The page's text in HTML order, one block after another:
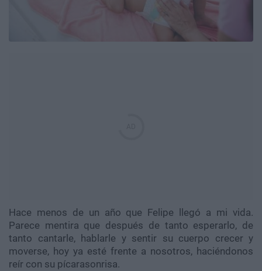
Hace menos de un año que Felipe llegó a mi vida.
Parece mentira que después de tanto esperarlo, de
tanto cantarle, hablarle y sentir su cuerpo crecer y
moverse, hoy ya esté frente a nosotros, haciéndonos
reír con su pícarasonrisa.